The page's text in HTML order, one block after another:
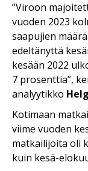
”Viroon
vuoden 2023
saapujien
edeltänyttä
kesään 2022
7 prosenttia”,
analyytikko
Kotimaan
viime vuoden
matkailijoita oli
kuin kesä-